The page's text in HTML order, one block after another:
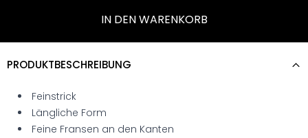
IN DEN WARENKORB
PRODUKTBESCHREIBUNG
Feinstrick
Längliche Form
Feine Fransen an den Kanten